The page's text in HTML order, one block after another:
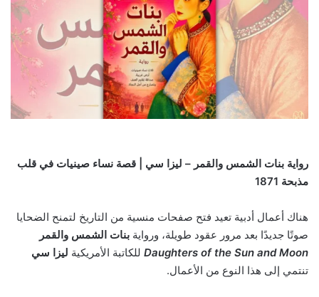
رواية بنات الشمس والقمر – ليزا سي | قصة نساء صينيات في قلب
مذبحة 1871
هناك أعمال أدبية تعيد فتح صفحات منسية من التاريخ لتمنح الضحايا
صوتًا جديدًا بعد مرور عقود طويلة، ورواية بنات الشمس والقمر
Daughters of the Sun and Moon للكاتبة الأمريكية ليزا سي
تنتمي إلى هذا النوع من الأعمال.